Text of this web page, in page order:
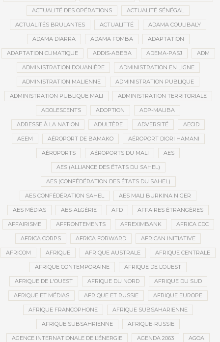
ACTUALITÉ DES OPÉRATIONS ACTUALITÉ SÉNÉGAL
ACTUALITÉS BRULANTES ACTUALITTÉ ADAMA COULIBALY
ADAMA DIARRA ADAMA FOMBA ADAPTATION
ADAPTATION CLIMATIQUE ADDIS-ABEBA ADEMA-PASJ ADM
ADMINISTRATION DOUANIÈRE ADMINISTRATION EN LIGNE
ADMINISTRATION MALIENNE ADMINISTRATION PUBLIQUE
ADMINISTRATION PUBLIQUE MALI ADMINISTRATION TERRITORIALE
ADOLESCENTS ADOPTION ADP-MALIBA
ADRESSE À LA NATION ADULTÈRE ADVERSITÉ AECID
AEEM AÉROPORT DE BAMAKO AÉROPORT DIORI HAMANI
AÉROPORTS AÉROPORTS DU MALI AES
AES (ALLIANCE DES ÉTATS DU SAHEL)
AES (CONFÉDÉRATION DES ÉTATS DU SAHEL)
AES CONFÉDÉRATION SAHEL AES MALI BURKINA NIGER
AES MÉDIAS AES-ALGÉRIE AFD AFFAIRES ÉTRANGÈRES
AFFAIRISME AFFRONTEMENTS AFREXIMBANK AFRICA CDC
AFRICA CORPS AFRICA FORWARD AFRICAN INITIATIVE
AFRICOM AFRIQUE AFRIQUE AUSTRALE AFRIQUE CENTRALE
AFRIQUE CONTEMPORAINE AFRIQUE DE L’OUEST
AFRIQUE DE L'OUEST AFRIQUE DU NORD AFRIQUE DU SUD
AFRIQUE ET MÉDIAS AFRIQUE ET RUSSIE AFRIQUE EUROPE
AFRIQUE FRANCOPHONE AFRIQUE SUBSAHARIENNE
AFRIQUE SUBSAHRIENNE AFRIQUE-RUSSIE
AGENCE INTERNATIONALE DE L’ÉNERGIE AGENDA 2063 AGOA